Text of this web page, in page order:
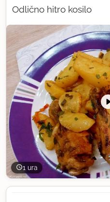
1 ura
Odlično hitro kosilo